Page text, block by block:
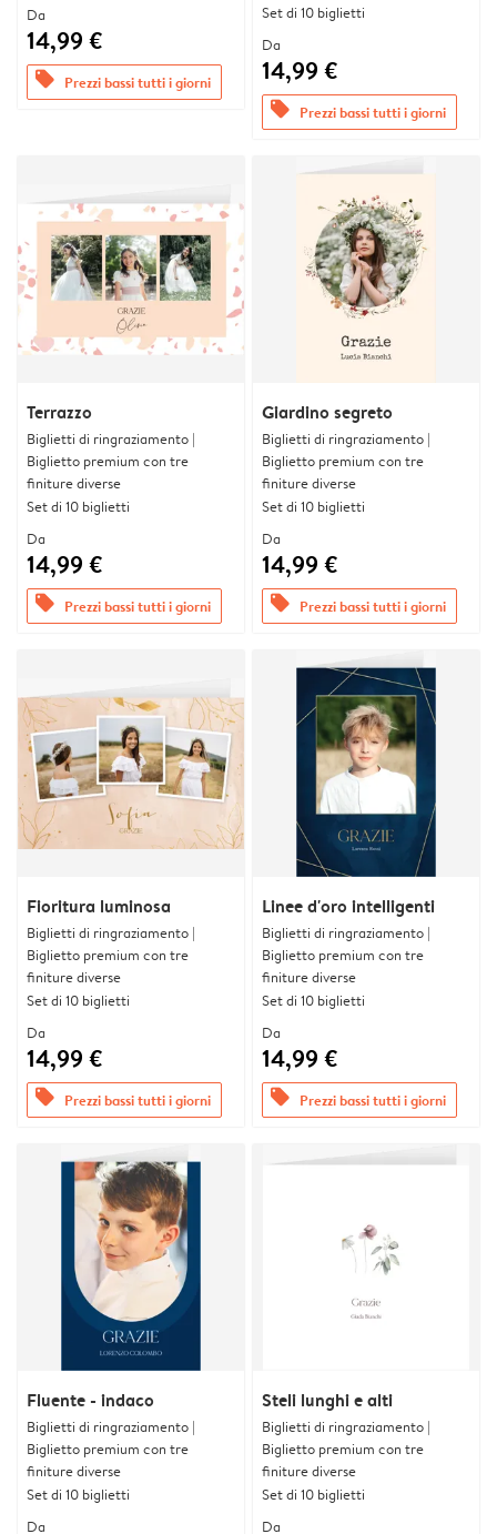
Da
14,99 €
offers Prezzi bassi tutti i giorni
Set di 10 biglietti
Da
14,99 €
offers Prezzi bassi tutti i giorni
Terrazzo
Biglietti di ringraziamento |
Biglietto premium con tre
finiture diverse
Set di 10 biglietti
Da
14,99 €
offers Prezzi bassi tutti i giorni
Giardino segreto
Biglietti di ringraziamento |
Biglietto premium con tre
finiture diverse
Set di 10 biglietti
Da
14,99 €
offers Prezzi bassi tutti i giorni
Fioritura luminosa
Biglietti di ringraziamento |
Biglietto premium con tre
finiture diverse
Set di 10 biglietti
Da
14,99 €
offers Prezzi bassi tutti i giorni
Linee d'oro intelligenti
Biglietti di ringraziamento |
Biglietto premium con tre
finiture diverse
Set di 10 biglietti
Da
14,99 €
offers Prezzi bassi tutti i giorni
Fluente - indaco
Biglietti di ringraziamento |
Biglietto premium con tre
finiture diverse
Set di 10 biglietti
Da
Steli lunghi e alti
Biglietti di ringraziamento |
Biglietto premium con tre
finiture diverse
Set di 10 biglietti
Da